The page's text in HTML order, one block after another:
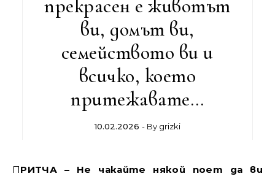
прекрасен е животът
ви, домът ви,
семейството ви и
всичко, което
притежавате…
10.02.2026 - By grizki
ПРИТЧА – Не чакайте някой поет да ви